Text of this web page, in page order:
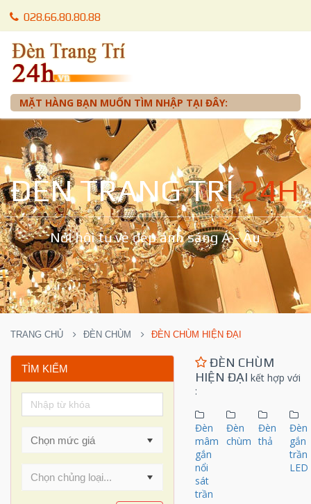
028.66.80.80.88
0905 012 099 - Mr. Tuấn
MẶT HÀNG BẠN MUỐN TÌM NHẬP TẠI ĐÂY:
ĐÈN TRANG TRÍ24H
Nơi hội tụ vẻ đẹp ánh sáng Á - Âu
TRANG CHỦ ĐÈN CHÙM ĐÈN CHÙM HIỆN ĐẠI
TÌM KIẾM
Chọn chủng loại...
ĐÈN CHÙM
HIỆN ĐẠI kết hợp với
:
Đèn
mâm
gắn
nổi
sát
trần
Đèn
chùm
Đèn
thả
Đèn
gắn
trần
LED